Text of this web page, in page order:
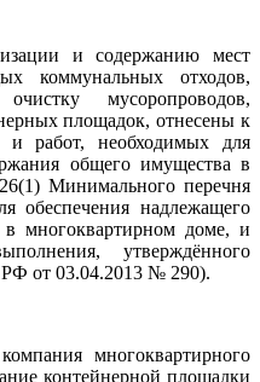
и содержанию мест
коммунальных отходов,
мусоропроводов,
площадок, отнесены к
работ, необходимых для
общего имущества в
Минимального перечня
обеспечения надлежащего
многоквартирном доме, и
утверждённого
РФ от 03.04.2013 № 290).
многоквартирного
контейнерной площадки